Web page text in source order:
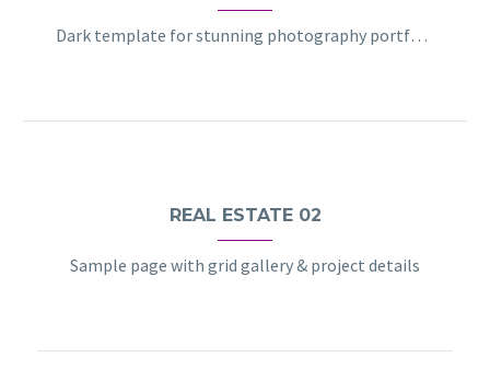
Dark template for stunning photography portfolio page
REAL ESTATE 02
Sample page with grid gallery & project details